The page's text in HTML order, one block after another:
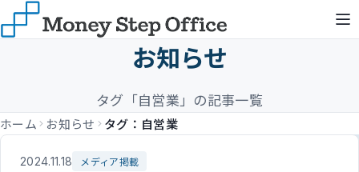
お知らせ
タグ「自営業」の記事一覧
ホーム お知らせ タグ：自営業
2024.11.18 メディア掲載